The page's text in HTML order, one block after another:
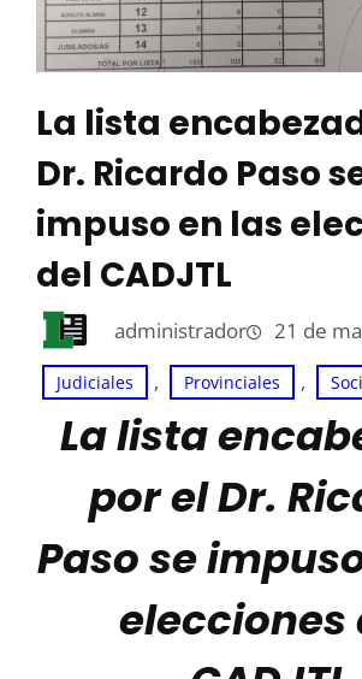
La lista
Dr. Ricardo Paso
impuso en las
del CADJTL
administrador 21 de
Judiciales , Provinciales ,
La lista
por el Dr.
Paso se
elecciones